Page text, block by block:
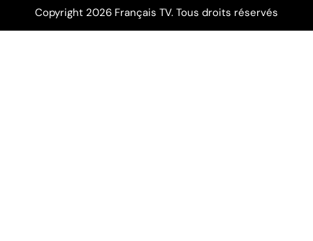
Copyright 2026 Français TV. Tous droits réservés